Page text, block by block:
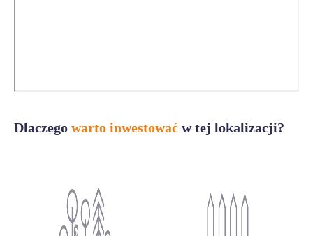
Dlaczego warto inwestować w tej lokalizacji?